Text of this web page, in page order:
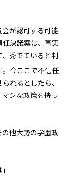
会が認可する可能
任決議案は、事実
秀でていると判
。今ここで不信任
れるとしたら、
シな政策を持っ
他大勢の学園政